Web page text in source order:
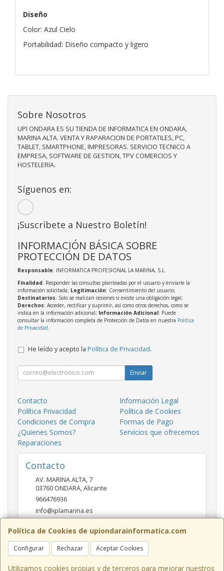
Diseño
Color: Azul Cielo
Portabilidad: Diseño compacto y ligero
Política de Cookies de upiondarainformatica.com
Configurar Rechazar Aceptar Cookies
Utilizamos cookies propias y de terceros para mejorar nuestros
Sobre Nosotros
UPI ONDARA ES SU TIENDA DE INFORMATICA EN ONDARA,
MARINA ALTA. VENTA Y RAPARACION DE PORTATILES, PC,
TABLET, SMARTPHONE, IMPRESORAS. SERVICIO TECNICO A
EMPRESA, SOFTWARE DE GESTION, TPV COMERCIOS Y
HOSTELERIA.
Síguenos en:
¡Suscríbete a Nuestro Boletín!
INFORMACIÓN BÁSICA SOBRE
PROTECCIÓN DE DATOS
Responsable: INFORMATICA PROFESIONAL LA MARINA, S.L.
Finalidad: Responder las consultas planteadas por el usuario y enviarle la
información solicitada; Legitimación: Consentimiento del usuario;
Destinatarios: Solo se realizan cesiones si existe una obligación legal;
Derechos: Acceder, rectificar y suprimir, así como otros derechos, como se
indica en la información adicional; Información Adicional: Puede
consultar la información completa de Protección de Datos en nuestra Política
de Privacidad
He leído y acepto la Política de Privacidad.
Enviar
Contacto
Información Legal
Política Privacidad
Política de Cookies
Condiciones de Compra
Formas de Pago
¿Quienes Somos?
Servicios que ofrecemos
Reparaciones
Contacto
AV. MARINA ALTA, 7
03760 ONDARA,Alicante
966476936
info@iplamarina.es
Horario
LUNES - VIERNES 9:30h-14:00h 16:30h-20:30h SÁBADOS
10:00h-14:00h